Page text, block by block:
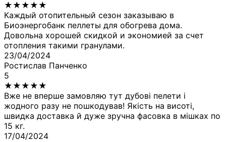
★ ★ ★ ★ ★
Каждый отопительный сезон заказываю в
Биоэнергобанк пеллеты для обогрева дома.
Довольна хорошей скидкой и экономией за счет
отопления такими гранулами.
23/04/2024
Ростислав Панченко
5
★ ★ ★ ★ ★
Вже не вперше замовляю тут дубові пелети і
жодного разу не пошкодував! Якість на висоті,
швидка доставка й дуже зручна фасовка в мішках по
15 кг.
17/04/2024